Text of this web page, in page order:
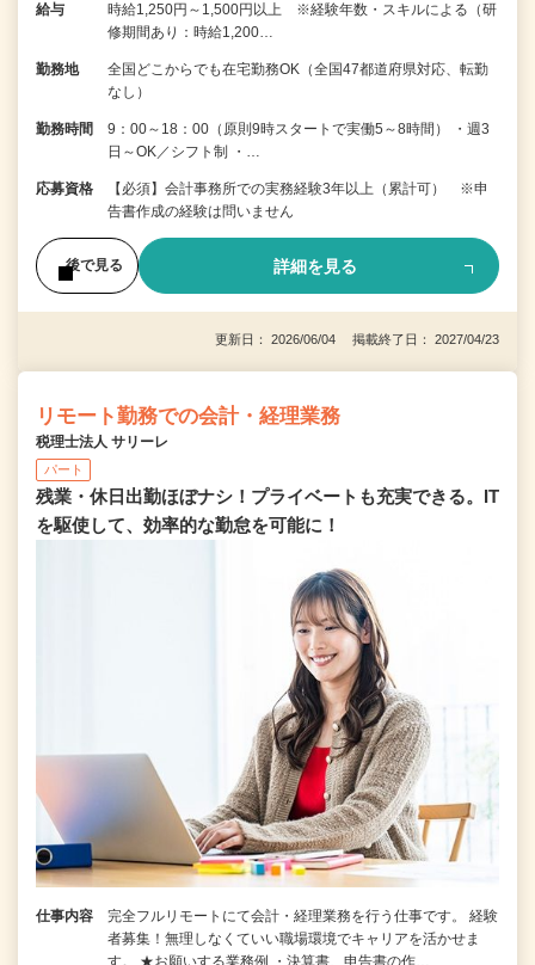
給与
時給1,250円～1,500円以上 ※経験年数・スキルによる（研
修期間あり：時給1,200…
勤務地
全国どこからでも在宅勤務OK（全国47都道府県対応、転勤
なし）
勤務時間
9：00～18：00（原則9時スタートで実働5～8時間） ・週3
日～OK／シフト制 ・…
応募資格
【必須】会計事務所での実務経験3年以上（累計可） ※申
告書作成の経験は問いません
後で見る 詳細を見る
更新日： 2026/06/04 掲載終了日： 2027/04/23
リモート勤務での会計・経理業務
税理士法人 サリーレ
パート
残業・休日出勤ほぼナシ！プライベートも充実できる。IT
を駆使して、効率的な勤怠を可能に！
仕事内容
完全フルリモートにて会計・経理業務を行う仕事です。 経験
者募集！無理しなくていい職場環境でキャリアを活かせま
す。 ★お願いする業務例 ・決算書、申告書の作…